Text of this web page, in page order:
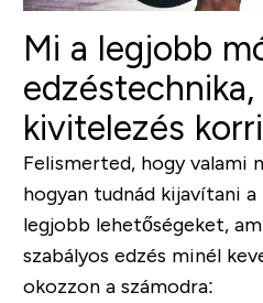
Mi a legjobb
kivitelezés
Felismerted, hogy valami
hogyan tudnád kijavítani
legjobb lehetőségeket,
szabályos edzés minél
okozzon a számodra: